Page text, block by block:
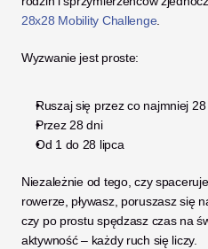
28x28 Mobility Challenge
Wyzwanie jest proste:
Ruszaj się przez co najmniej
Przez 28 dni
Od 1 do 28 lipca
Niezależnie od tego, czy
rowerze, pływasz, poruszasz się
czy po prostu spędzasz czas na
aktywność – każdy ruch się liczy.